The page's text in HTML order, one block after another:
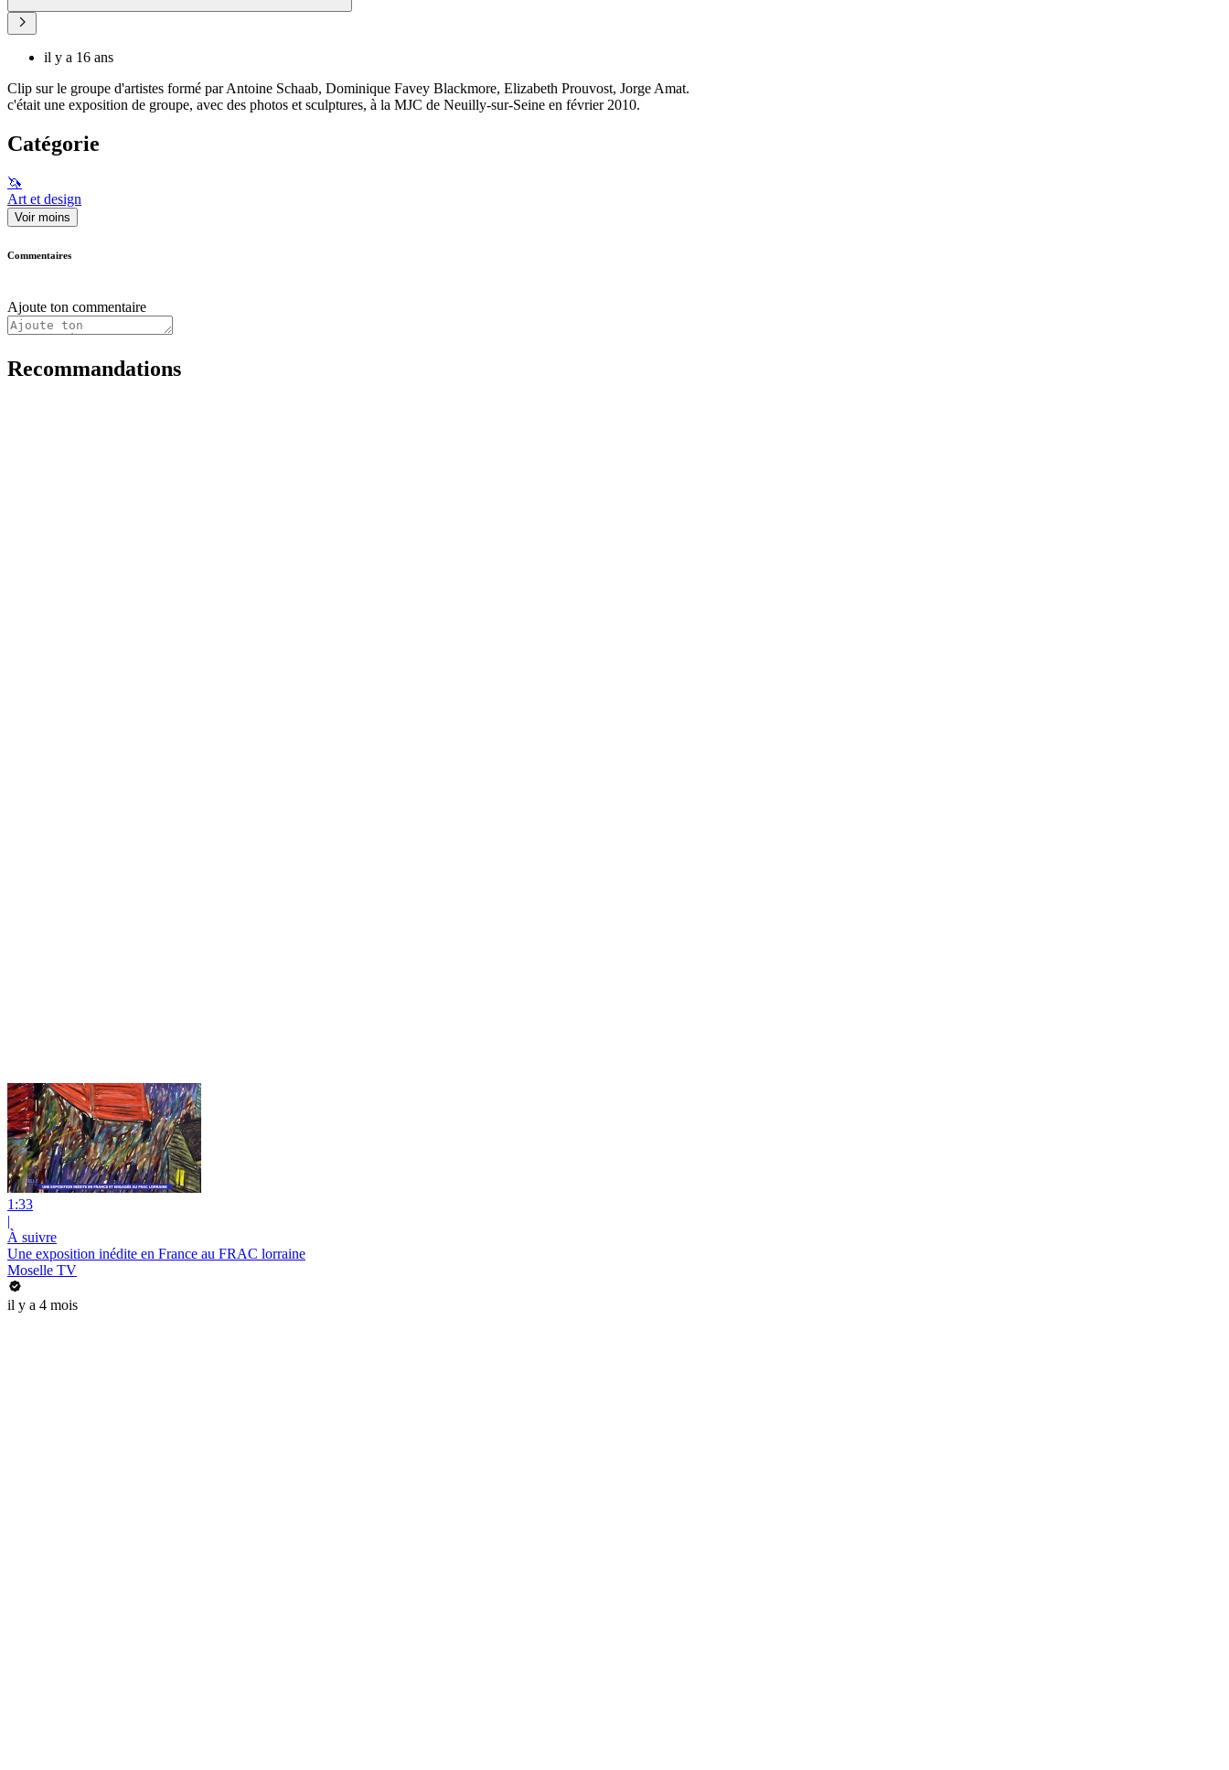
il y a 16 ans
Clip sur le groupe d'artistes formé par Antoine Schaab, Dominique Favey Blackmore, Elizabeth Prouvost, Jorge Amat.
c'était une exposition de groupe, avec des photos et sculptures, à la MJC de Neuilly-sur-Seine en février 2010.
Catégorie
🦄
Art et design
Voir moins
Commentaires
Ajoute ton commentaire
Recommandations
1:33
|
À suivre
Une exposition inédite en France au FRAC lorraine
Moselle TV
il y a 4 mois